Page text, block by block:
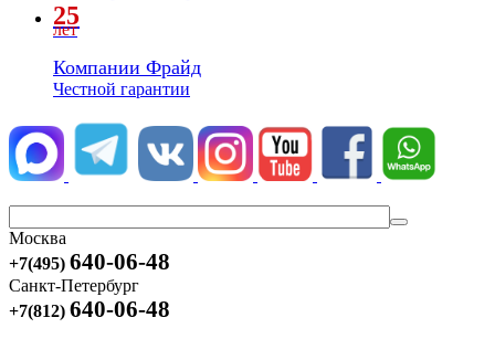
25
лет
Компании Фрайд
Честной гарантии
Москва
+7(495) 640-06-48
Санкт-Петербург
+7(812) 640-06-48